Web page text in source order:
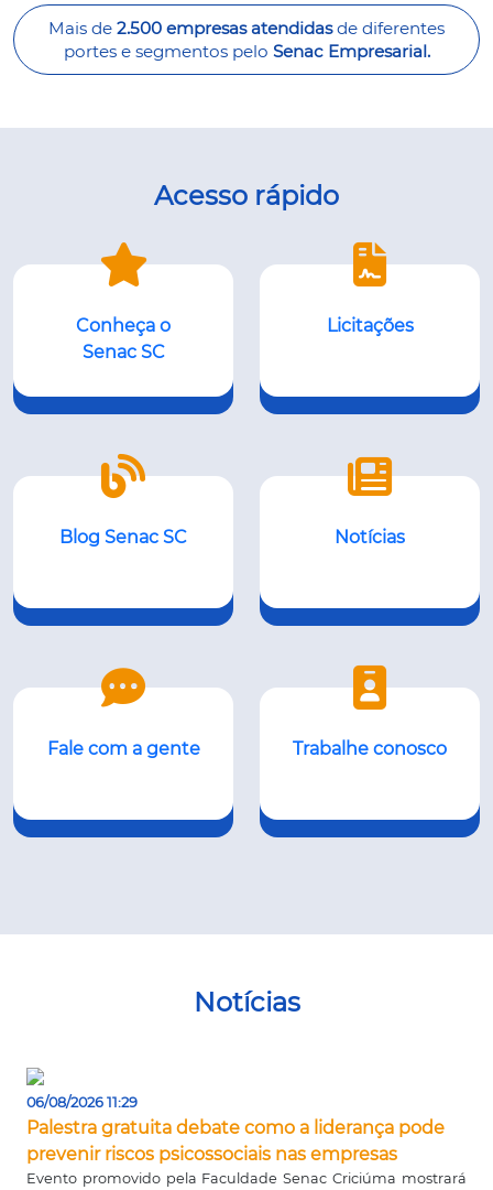
Mais de 2.500 empresas atendidasde diferentes
portes e segmentos pelo Senac Empresarial.
Acesso rápido
Conheça o
Senac SC
Licitações
Blog Senac SC Notícias
Fale com a gente Trabalhe conosco
Notícias
06/08/2026 11:29
Palestra gratuita debate como a liderança pode
prevenir riscos psicossociais nas empresas
Evento promovido pela Faculdade Senac Criciúma mostrará